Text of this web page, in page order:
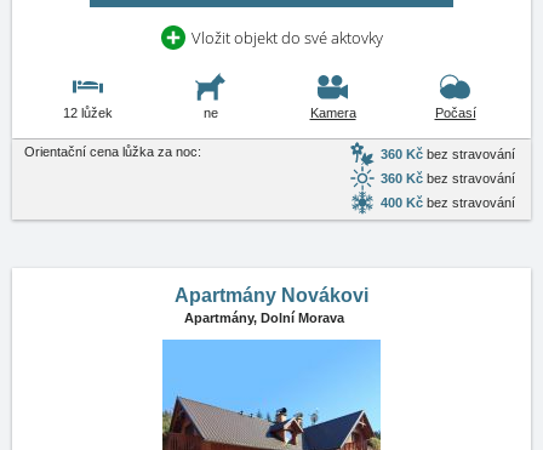
Vložit objekt do své aktovky
12 lůžek ne Kamera Počasí
Orientační cena lůžka za noc: 360 Kč bez stravování
360 Kč bez stravování
400 Kč bez stravování
Apartmány Novákovi
Apartmány, Dolní Morava